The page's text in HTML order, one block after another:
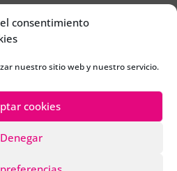
consentimiento
nuestro sitio web y nuestro servicio.
cookies
Denegar
de orejas en asa
de mamas caídas)
caídas)